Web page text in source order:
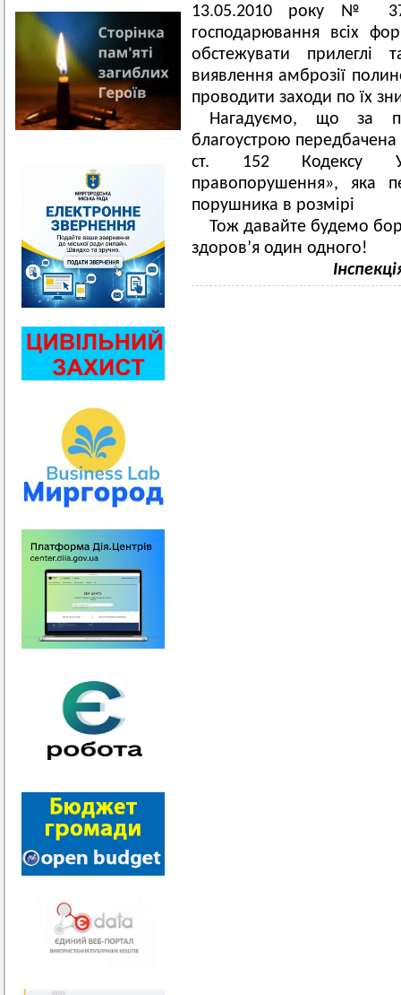
13.05.2010 року №
господарювання всіх
обстежувати прилеглі
виявлення амброзії
проводити заходи по їх
Нагадуємо, що за
благоустрою передбачена
ст. 152 Кодексу
правопорушення», яка
порушника в розмірі
Тож давайте будемо
здоров’я один одного!